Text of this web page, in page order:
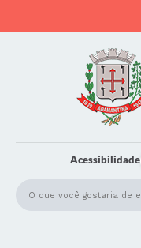
Acessibilidade